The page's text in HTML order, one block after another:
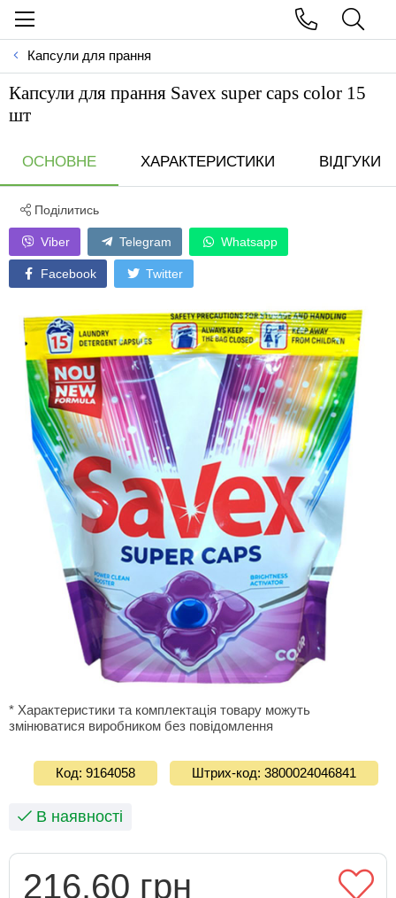
Капсули для прання
Капсули для прання Savex super caps color 15
шт
ОСНОВНЕ ХАРАКТЕРИСТИКИ ВІДГУКИ
Поділитись
Viber Telegram Whatsapp
Facebook Twitter
* Характеристики та комплектація товару можуть
змінюватися виробником без повідомлення
Код: 9164058 Штрих-код: 3800024046841
В наявності
216.60 грн